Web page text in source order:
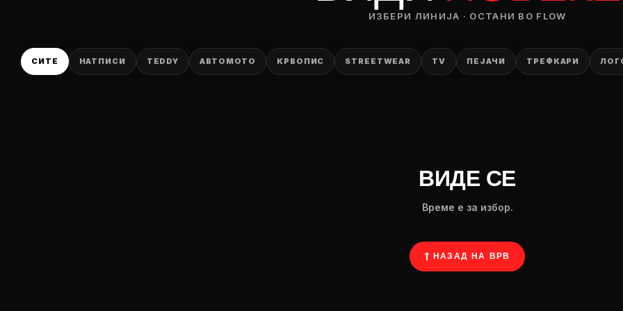
ИЗБЕРИ ЛИНИЈА · ОСТАНИ ВО FLOW
СИТЕ НАТПИСИ TEDDY АВТОМОТО КРВОПИС STREETWEAR TV ПЕЈАЧИ ТРЕФКАРИ
ВИДЕ СЕ
Време е за избор.
↑ НАЗАД НА ВРВ